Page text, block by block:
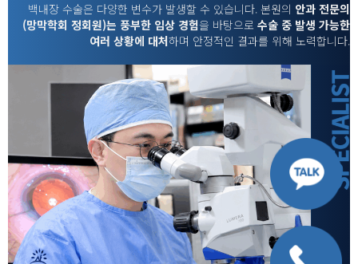
백내장 수술은 다양한 변수가 발생할 수 있습니다. 본원의 안과 전문의
(망막학회 정회원)는 풍부한 임상 경험을 바탕으로 수술 중 발생 가능한
여러 상황에 대처하며 안정적인 결과를 위해 노력합니다.